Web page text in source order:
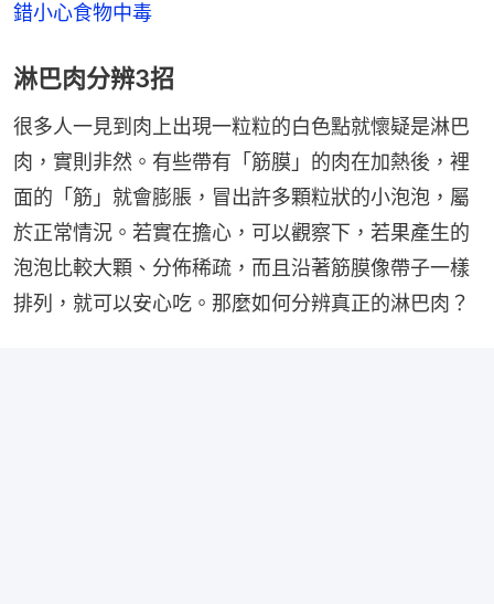
錯小心食物中毒
淋巴肉分辨3招
很多人一見到肉上出現一粒粒的白色點就懷疑是淋巴
肉，實則非然。有些帶有「筋膜」的肉在加熱後，裡
面的「筋」就會膨脹，冒出許多顆粒狀的小泡泡，屬
於正常情況。若實在擔心，可以觀察下，若果產生的
泡泡比較大顆、分佈稀疏，而且沿著筋膜像帶子一樣
排列，就可以安心吃。那麼如何分辨真正的淋巴肉？